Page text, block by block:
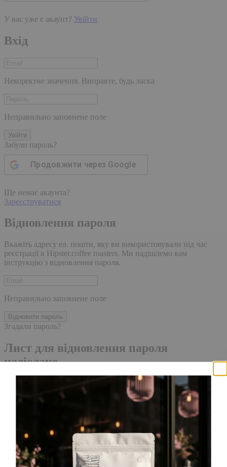
У вас уже є акаунт? Увійти
Вхід
Некоректне значення. Виправте, будь ласка
Неправильно заповнене поле
Увійти
Забули пароль?
Продовжити через Google
Ще немає акаунта?
Зареєструватися
Відновлення пароля
Вкажіть адресу ел. пошти, яку ви використовували під час
реєстрації в Hipster.coffee roasters. Ми надішлемо вам
інструкцію з відновлення пароля.
Неправильно заповнене поле
Відновити пароль
Згадали пароль?
Лист для відновлення пароля
надіслано.
Лист із посиланням для скидання пароля було надіслано на
адресу електронної пошти, прив'язану до вашого облікового
запису, доставка повідомлення може зайняти кілька хвилин.
Будь ласка, зачекайте щонайменше 10 хвилин, перш ніж
ініціювати ще один запит.
Акаунт створено
Для завершення реєстрації, перейдіть за посиланням у листі,